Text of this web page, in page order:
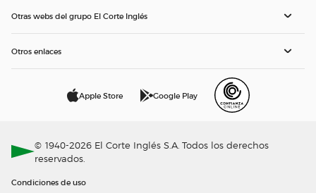
Otras webs del grupo El Corte Inglés
Otros enlaces
Apple Store Google Play
© 1940-2026 El Corte Inglés S.A. Todos los derechos
reservados.
Condiciones de uso